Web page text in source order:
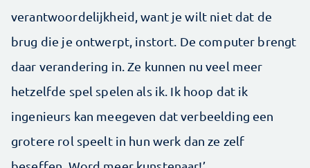
verantwoordelijkheid, want je wilt niet dat de
brug die je ontwerpt, instort. De computer brengt
daar verandering in. Ze kunnen nu veel meer
hetzelfde spel spelen als ik. Ik hoop dat ik
ingenieurs kan meegeven dat verbeelding een
grotere rol speelt in hun werk dan ze zelf